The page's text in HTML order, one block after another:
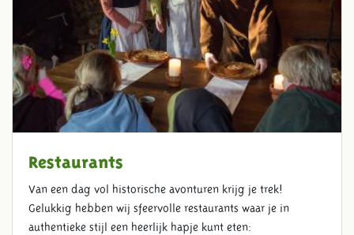
Restaurants
Van een dag vol historische avonturen krijg je trek!
Gelukkig hebben wij sfeervolle restaurants waar je in
authentieke stijl een heerlijk hapje kunt eten: